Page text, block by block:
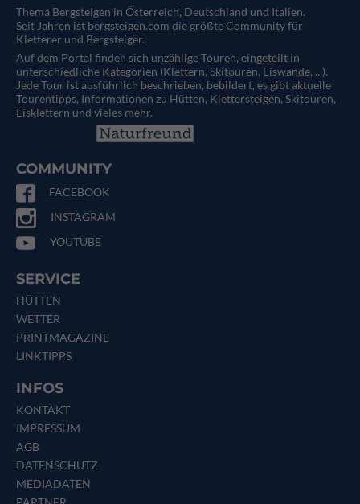
Thema Bergsteigen in Österreich, Deutschland und Italien.
Seit Jahren ist bergsteigen.com die größte Community für
Kletterer und Bergsteiger.
Auf dem Portal finden sich unzählige Touren, eingeteilt in
unterschiedliche Kategorien (Klettern, Skitouren, Eiswände, ...).
Jede Tour ist ausführlich beschrieben, bebildert, es gibt aktuelle
Tourentipps, Informationen zu Hütten, Klettersteigen, Skitouren,
Eisklettern und vieles mehr.
COMMUNITY
FACEBOOK
INSTAGRAM
YOUTUBE
SERVICE
HÜTTEN
WETTER
PRINTMAGAZINE
LINKTIPPS
INFOS
KONTAKT
IMPRESSUM
AGB
DATENSCHUTZ
MEDIADATEN